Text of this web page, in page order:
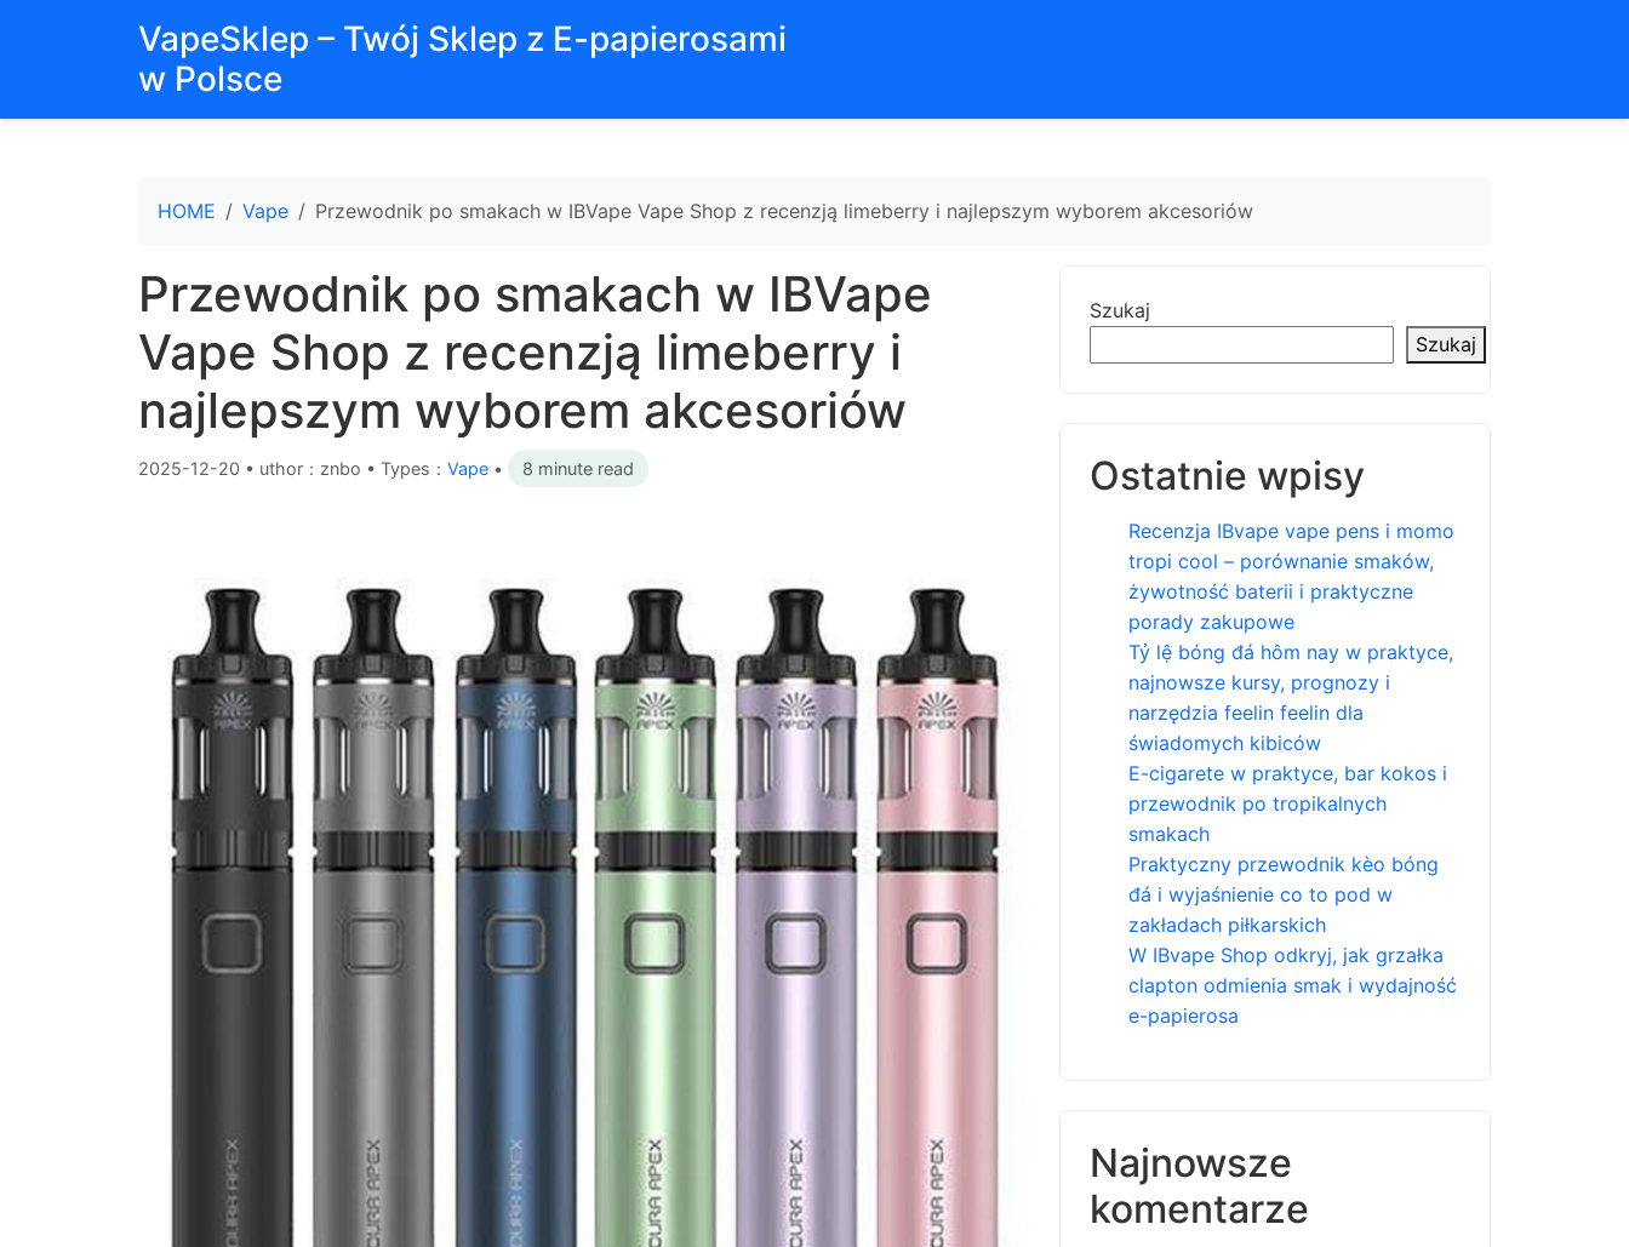
VapeSklep – Twój Sklep z E-papierosami
w Polsce
HOME Vape Przewodnik po smakach w IBVape Vape Shop z recenzją limeberry i najlepszym wyborem akcesoriów
Przewodnik po smakach w IBVape
Vape Shop z recenzją limeberry i
najlepszym wyborem akcesoriów
2025-12-20 • uthor：znbo • Types： Vape • 8 minute read
Szukaj
Szukaj
Ostatnie wpisy
Recenzja IBvape vape pens i momo
tropi cool – porównanie smaków,
żywotność baterii i praktyczne
porady zakupowe
Tỷ lệ bóng đá hôm nay w praktyce,
najnowsze kursy, prognozy i
narzędzia feelin feelin dla
świadomych kibiców
E-cigarete w praktyce, bar kokos i
przewodnik po tropikalnych
smakach
Praktyczny przewodnik kèo bóng
đá i wyjaśnienie co to pod w
zakładach piłkarskich
W IBvape Shop odkryj, jak grzałka
clapton odmienia smak i wydajność
e-papierosa
Najnowsze
komentarze